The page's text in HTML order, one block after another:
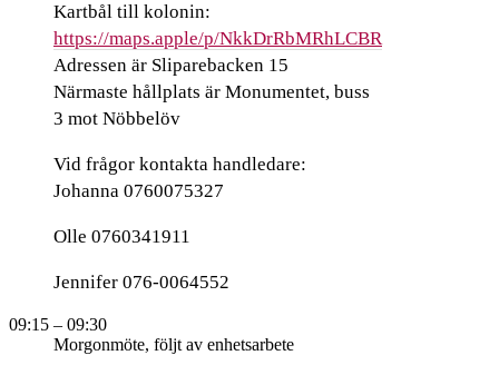
Kartbål till kolonin:
https://maps.apple/p/NkkDrRbMRhLCBR
Adressen är Sliparebacken 15
Närmaste hållplats är Monumentet, buss
3 mot Nöbbelöv
Vid frågor kontakta handledare:
Johanna 0760075327
Olle 0760341911
Jennifer 076-0064552
09:15 – 09:30
Morgonmöte, följt av enhetsarbete